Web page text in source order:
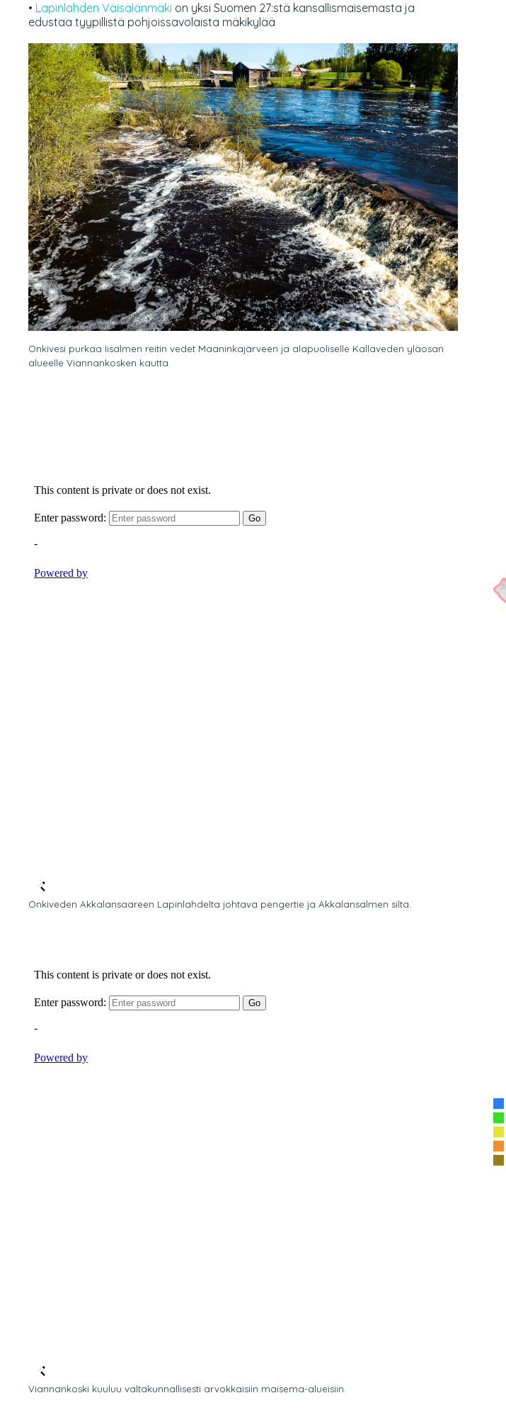
• Lapinlahden Väisälänmäki on yksi Suomen 27:stä kansallismaisemasta ja
edustaa tyypillistä pohjoissavolaista mäkikylää
Onkivesi purkaa Iisalmen reitin vedet Maaninkajärveen ja alapuoliselle Kallaveden yläosan
alueelle Viannankosken kautta.
Onkiveden Akkalansaareen Lapinlahdelta johtava pengertie ja Akkalansalmen silta.
Viannankoski kuuluu valtakunnallisesti arvokkaisiin maisema-alueisiin.